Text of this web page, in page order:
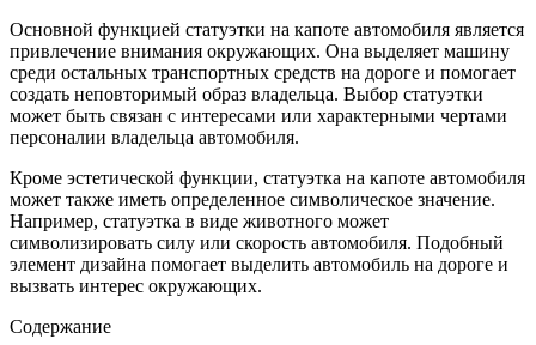
Основной функцией статуэтки на капоте автомобиля является
привлечение внимания окружающих. Она выделяет машину
среди остальных транспортных средств на дороге и помогает
создать неповторимый образ владельца. Выбор статуэтки
может быть связан с интересами или характерными чертами
персоналии владельца автомобиля.
Кроме эстетической функции, статуэтка на капоте автомобиля
может также иметь определенное символическое значение.
Например, статуэтка в виде животного может
символизировать силу или скорость автомобиля. Подобный
элемент дизайна помогает выделить автомобиль на дороге и
вызвать интерес окружающих.
Содержание